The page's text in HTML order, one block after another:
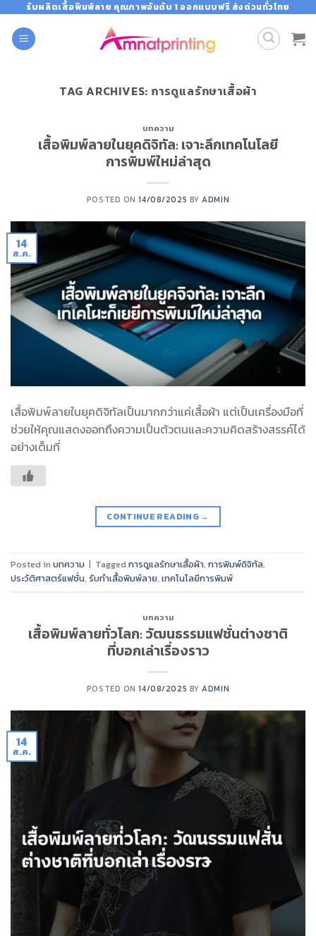
content
รับผลิตเสื้อพิมพ์ลาย คุณภาพอันดับ 1 ออกแบบฟรี ส่งด่วนทั่วไทย
TAG ARCHIVES: การดูแลรักษาเสื้อผ้า
บทความ
เสื้อพิมพ์ลายในยุคดิจิทัล: เจาะลึกเทคโนโลยี
การพิมพ์ใหม่ล่าสุด
POSTED ON14/08/2025 BYADMIN
14
ส.ค.
เสื้อพิมพ์ลายในยุคดิจิทัลเป็นมากกว่าแค่เสื้อผ้า แต่เป็นเครื่องมือที่
ช่วยให้คุณแสดงออกถึงความเป็นตัวตนและความคิดสร้างสรรค์ได้
อย่างเต็มที่
CONTINUE READING →
Posted in บทความ | Tagged การดูแลรักษาเสื้อผ้า, การพิมพ์ดิจิทัล,
ประวัติศาสตร์แฟชั่น, รับทำเสื้อพิมพ์ลาย, เทคโนโลยีการพิมพ์
บทความ
เสื้อพิมพ์ลายทั่วโลก: วัฒนธรรมแฟชั่นต่างชาติ
ที่บอกเล่าเรื่องราว
POSTED ON14/08/2025 BYADMIN
14
ส.ค.